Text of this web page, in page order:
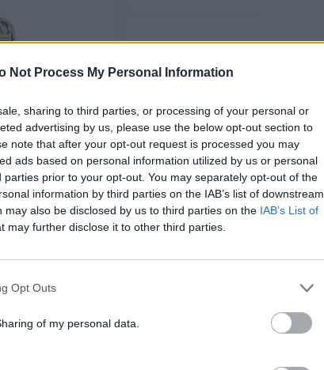
Not Process My Personal Information
sharing to third parties, or processing of your personal or
advertising by us, please use the below opt-out section to
note that after your opt-out request is processed you may
ads based on personal information utilized by us or personal
parties prior to your opt-out. You may separately opt-out of the
information by third parties on the IAB’s list of downstream
may also be disclosed by us to third parties on the IAB’s List of
may further disclose it to other third parties.
Opt Outs
of my personal data.
en